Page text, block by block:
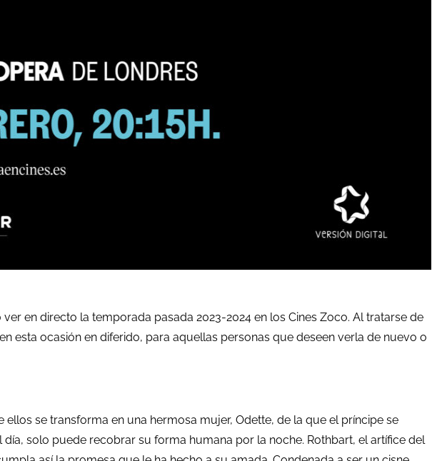
en directo la temporada pasada 2023-2024 en los Cines Zoco. Al tratarse de
esta ocasión en diferido, para aquellas personas que deseen verla de nuevo o
se transforma en una hermosa mujer, Odette, de la que el príncipe se
solo puede recobrar su forma humana por la noche. Rothbart, el artífice del